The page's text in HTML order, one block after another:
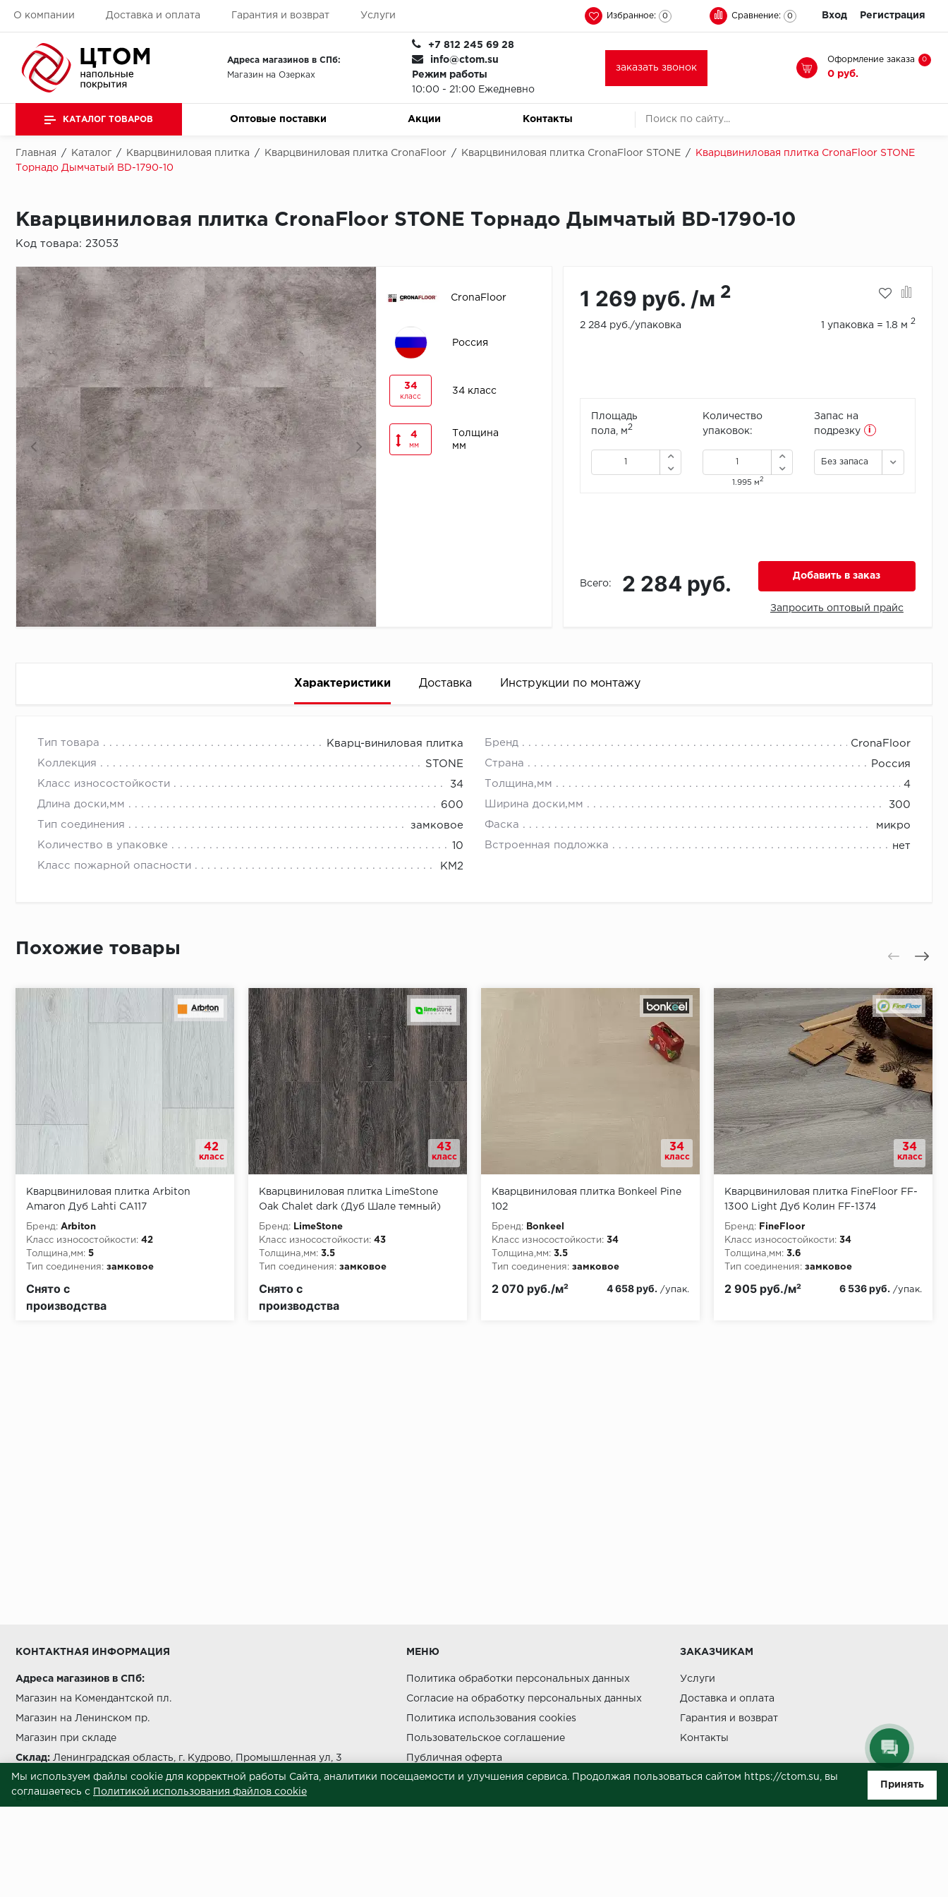
О компании Доставка и оплата Гарантия и возврат Услуги Избранное: 0 Сравнение: 0 Вход Регистрация
Адреса магазинов в СПб:
Магазин на Озерках
+7 812 245 69 28
info@ctom.su
Режим работы
10:00 - 21:00 Ежедневно
заказать звонок
Оформление заказа 0
0 руб.
КАТАЛОГ ТОВАРОВ Оптовые поставки Акции Контакты
Главная / Каталог / Кварцвиниловая плитка / Кварцвиниловая плитка CronaFloor / Кварцвиниловая плитка CronaFloor STONE /
Кварцвиниловая плитка CronaFloor STONE
Торнадо Дымчатый BD-1790-10
Кварцвиниловая плитка CronaFloor STONE Торнадо Дымчатый BD-1790-10
Код товара: 23053
CronaFloor
Россия
34
класс
34 класс
4
мм
Толщина
мм
1 269 руб. /м 2
2 284 руб./упаковка 1 упаковка = 1.8 м 2
Площадь
пола, м2
Количество
упаковок:
1.995 м2
Запас на
подрезку
i
Без запаса
Всего: 2 284 руб. Добавить в заказ
Запросить оптовый прайс
Характеристики Доставка Инструкции по монтажу
Тип товара Кварц-виниловая плитка Бренд CronaFloor
Коллекция STONE Страна Россия
Класс износостойкости 34 Толщина,мм 4
Длина доски,мм 600 Ширина доски,мм 300
Тип соединения замковое Фаска микро
Количество в упаковке 10 Встроенная подложка нет
Класс пожарной опасности КМ2
Время доставки
Условия доставки
Первый ряд:
Начало второго (и последующих) ряда:
Похожие товары
42
класс
Кварцвиниловая плитка Arbiton
Amaron Дуб Lahti CA117
Бренд: Arbiton
Класс износостойкости: 42
Толщина,мм: 5
Тип соединения: замковое
Снято с
производства
43
класс
Кварцвиниловая плитка LimeStone
Oak Chalet dark (Дуб Шале темный)
Бренд:
LimeStone
Класс износостойкости: 43
Толщина,мм: 3.5
Тип соединения: замковое
Снято с
производства
34
класс
Кварцвиниловая плитка Bonkeel Pine
102
Бренд:
Bonkeel
Класс износостойкости: 34
Толщина,мм: 3.5
Тип соединения: замковое
2 070 руб./м² 4 658 руб. /упак.
34
класс
Кварцвиниловая плитка FineFloor FF-
1300 Light Дуб Колин FF-1374
Бренд:
FineFloor
Класс износостойкости: 34
Толщина,мм: 3.6
Тип соединения: замковое
2 905 руб./м² 6 536 руб. /упак.
КОНТАКТНАЯ ИНФОРМАЦИЯ
Адреса магазинов в СПб:
Магазин на Комендантской пл.
Магазин на Ленинском пр.
Магазин при складе
Склад: Ленинградская область, г. Кудрово, Промышленная ул, 3
Звоните нам:+7 812 245 69 28
E-mail: info@ctom.su
МЕНЮ
Политика обработки персональных данных
Согласие на обработку персональных данных
Политика использования cookies
Пользовательское соглашение
Публичная оферта
Сведения о продавце (реквизиты)
ЗАКАЗЧИКАМ
Услуги
Доставка и оплата
Гарантия и возврат
Контакты
Мы используем файлы cookie для корректной работы Сайта, аналитики посещаемости и улучшения сервиса. Продолжая пользоваться сайтом https://ctom.su, вы
соглашаетесь с
Политикой использования файлов cookie
Принять